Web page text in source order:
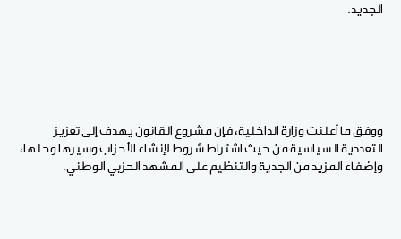
الجديد.
ووفق ما أعلنت وزارة الداخلية، فإن مشروع القانون يهدف إلى تعزيز
التعددية السياسية من حيث اشتراط شروط لإنشاء الأحزاب وسيرها وحلها،
وإضفاء المزيد من الجدية والتنظيم على المشهد الحزبي الوطني.